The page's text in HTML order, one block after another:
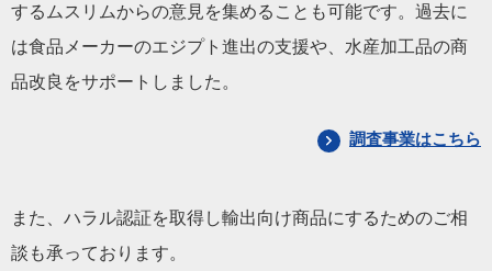
するムスリムからの意見を集めることも可能です。過去に
は食品メーカーのエジプト進出の支援や、水産加工品の商
品改良をサポートしました。
調査事業はこちら
また、ハラル認証を取得し輸出向け商品にするためのご相
談も承っております。